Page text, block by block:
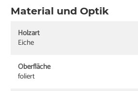
Material und Optik
Holzart
Eiche
Oberfläche
foliert